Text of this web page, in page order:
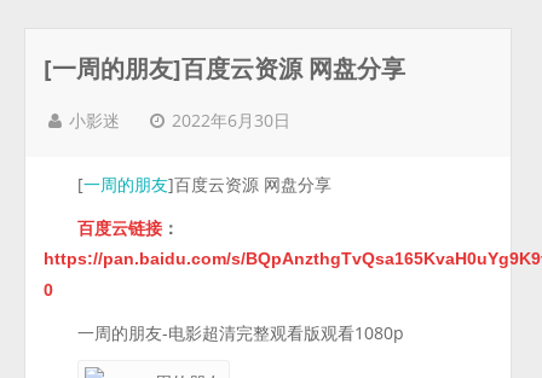
[一周的朋友]百度云资源 网盘分享
小影迷 2022年6月30日
[一周的朋友]百度云资源 网盘分享
百度云链接 ：
https://pan.baidu.com/s/
0
一周的朋友-电影超清完整观看版观看1080p